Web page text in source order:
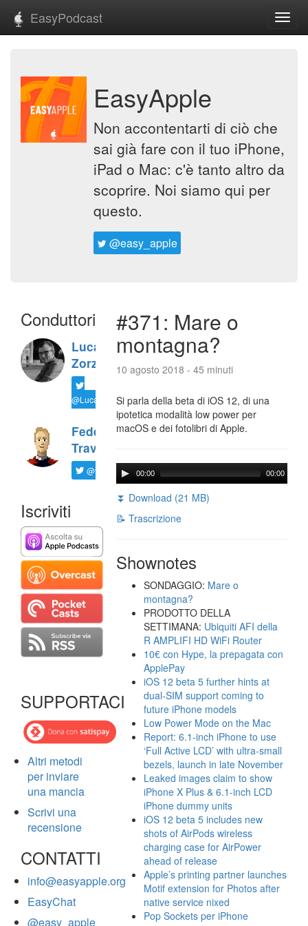
EasyPodcast
EasyApple
Non accontentarti di ciò che
sai già fare con il tuo iPhone,
iPad o Mac: c'è tanto altro da
scoprire. Noi siamo qui per
questo.
@easy_apple
Conduttori
Luca
Zorzi
@LucaTNT
Federico
Travaini
@ftrava
Iscriviti
SUPPORTACI
Altri metodi
per inviare
una mancia
Scrivi una
recensione
CONTATTI
info@easyapple.org
EasyChat
@easy_apple
#371: Mare o
montagna?
10 agosto 2018 - 45 minuti
Si parla della beta di iOS 12, di una
ipotetica modalità low power per
macOS e dei fotolibri di Apple.
00:00 00:00
⏬ Download (21 MB)
📝 Trascrizione
Shownotes
SONDAGGIO: Mare o
montagna?
PRODOTTO DELLA
SETTIMANA: Ubiquiti AFI della
R AMPLIFI HD WiFi Router
10€ con Hype, la prepagata con
ApplePay
iOS 12 beta 5 further hints at
dual-SIM support coming to
future iPhone models
Low Power Mode on the Mac
Report: 6.1-inch iPhone to use
‘Full Active LCD’ with ultra-small
bezels, launch in late November
Leaked images claim to show
iPhone X Plus & 6.1-inch LCD
iPhone dummy units
iOS 12 beta 5 includes new
shots of AirPods wireless
charging case for AirPower
ahead of release
Apple’s printing partner launches
Motif extension for Photos after
native service nixed
Pop Sockets per iPhone